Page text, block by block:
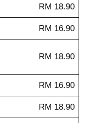
RM 18.90
RM 16.90
RM 18.90
RM 16.90
RM 18.90